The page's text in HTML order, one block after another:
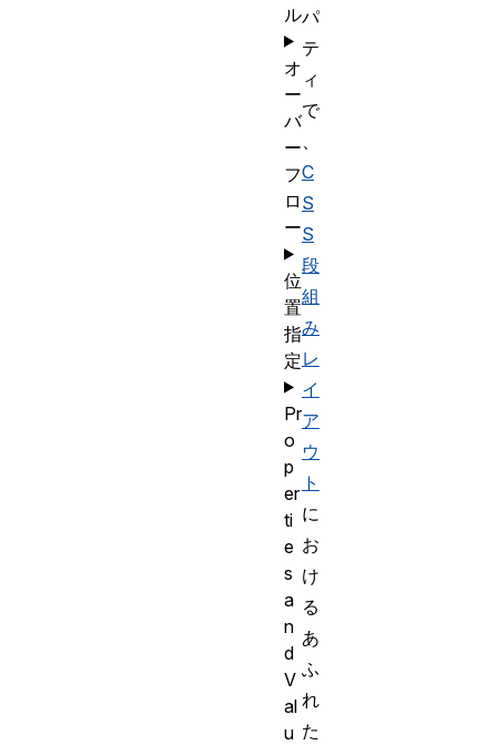
パ
テ
ィ
で
C
S
S
段
組
み
レ
イ
ア
ウ
ト
に
お
け
る
あ
ふ
れ
た
ル
オ
ー
バ
ー
フ
ロ
ー
位
置
指
定
Pr
o
p
er
ti
e
s
a
n
d
V
al
u